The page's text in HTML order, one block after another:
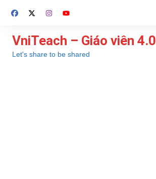
đến
dung
VniTeach – Giáo viên 4.0
Let's share to be shared